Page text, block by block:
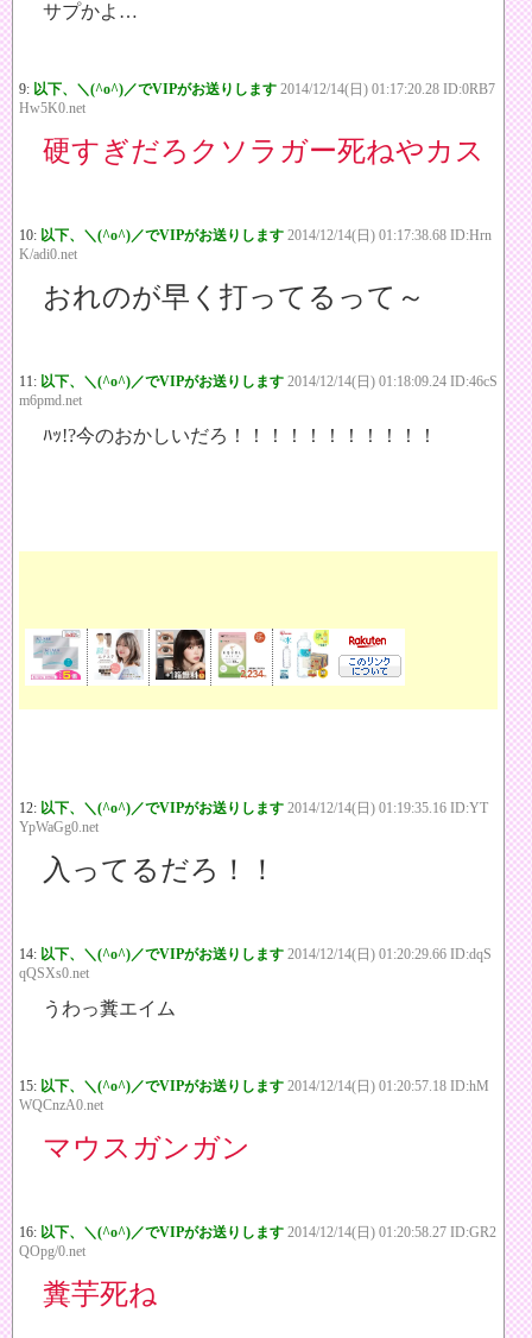
サプかよ…
9: 以下、＼(^o^)／でVIPがお送りします 2014/12/14(日) 01:17:20.28 ID:0RB7
Hw5K0.net
硬すぎだろクソラガー死ねやカス
10: 以下、＼(^o^)／でVIPがお送りします 2014/12/14(日) 01:17:38.68 ID:Hrn
K/adi0.net
おれのが早く打ってるって～
11: 以下、＼(^o^)／でVIPがお送りします 2014/12/14(日) 01:18:09.24 ID:46cS
m6pmd.net
ﾊｯ!?今のおかしいだろ！！！！！！！！！！！
12: 以下、＼(^o^)／でVIPがお送りします 2014/12/14(日) 01:19:35.16 ID:YT
YpWaGg0.net
入ってるだろ！！
14: 以下、＼(^o^)／でVIPがお送りします 2014/12/14(日) 01:20:29.66 ID:dqS
qQSXs0.net
うわっ糞エイム
15: 以下、＼(^o^)／でVIPがお送りします 2014/12/14(日) 01:20:57.18 ID:hM
WQCnzA0.net
マウスガンガン
16: 以下、＼(^o^)／でVIPがお送りします 2014/12/14(日) 01:20:58.27 ID:GR2
QOpg/0.net
糞芋死ね